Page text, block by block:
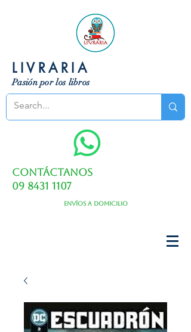
LIVRARIA
Pasión por los libros
Contáctanos
09 8431 1107
Envíos a domicilio